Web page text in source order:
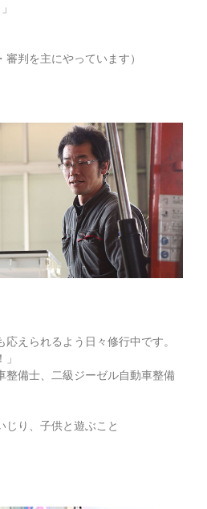
判を主にやっています）
応えられるよう日々修行中です。
整備士、二級ジーゼル自動車整備
じり、子供と遊ぶこと